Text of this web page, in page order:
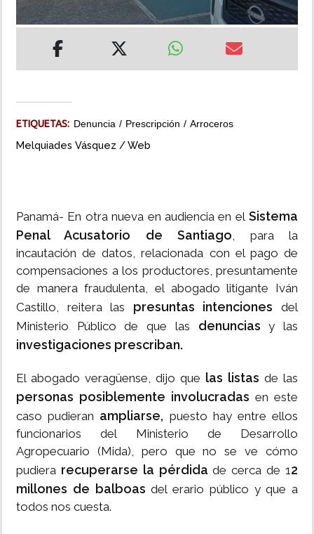
ETIQUETAS: Denuncia Prescripción Arroceros
Melquiades Vásquez / Web
Panamá- En otra nueva en audiencia en el Sistema
Penal Acusatorio de Santiago, para la
incautación de datos, relacionada con el pago de
compensaciones a los productores, presuntamente
de manera fraudulenta, el abogado litigante Iván
Castillo, reitera las presuntas intencionesdel
Ministerio Público de que las denuncias y las
investigaciones prescriban.
El abogado veragüense, dijo que las listas de las
personas posiblemente involucradas en este
caso pudieran ampliarse, puesto hay entre ellos
funcionarios del Ministerio de Desarrollo
Agropecuario (Mida), pero que no se ve cómo
pudiera recuperarse la pérdidade cerca de 12
millones de balboas del erario público y que a
todos nos cuesta.